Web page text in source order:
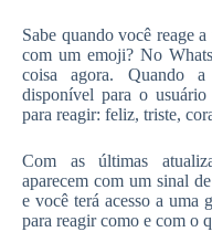
Sabe quando você reage
com um emoji? No
coisa agora. Quando a
disponível para o usuário
para reagir: feliz, triste,
Com as últimas
aparecem com um sinal
e você terá acesso a uma
para reagir como e com o